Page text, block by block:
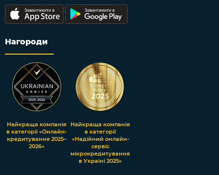
Нагороди
Найкраща компанія
в категорії «Онлайн-
кредитування 2025–
2026»
Найкраща компанія
в категорії
«Надійний онлайн-
сервіс
мікрокредитування
в Україні 2025»